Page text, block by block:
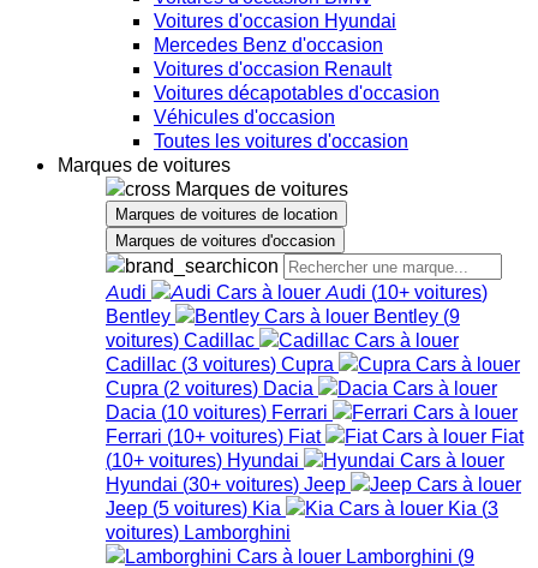
Voitures d'occasion Hyundai
Mercedes Benz d'occasion
Voitures d'occasion Renault
Voitures décapotables d'occasion
Véhicules d'occasion
Toutes les voitures d'occasion
Marques de voitures
Marques de voitures
Marques de voitures de location
Marques de voitures d'occasion
Audi Audi (10+ voitures)
Bentley
Bentley (9
voitures) Cadillac
Cadillac (3 voitures) Cupra
Cupra (2 voitures) Dacia
Dacia (10 voitures) Ferrari
Ferrari (10+ voitures) Fiat
Fiat
(10+ voitures) Hyundai
Hyundai (30+ voitures) Jeep
Jeep (5 voitures) Kia Kia (3
voitures) Lamborghini
Lamborghini (9